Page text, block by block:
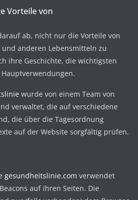
Vorteile von
ab, nicht nur die Vorteile von
und anderen Lebensmitteln zu
ihre Geschichte, die wichtigsten
wurde von einem Team von
verwaltet, die auf verschiedene
die über die Tagesordnung
auf der Website sorgfältig prüfen.
gesundheitslinie.com verwendet
auf ihren Seiten. Die